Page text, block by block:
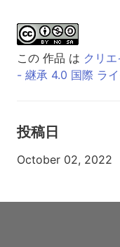
この 作品 は クリ
- 継承 4.0 国際 ラ
投稿日
October 02, 2022